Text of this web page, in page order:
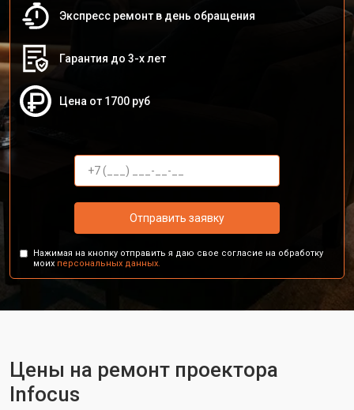
Экспресс ремонт в день обращения
Гарантия до 3-х лет
Цена от 1700 руб
Отправить заявку
Нажимая на кнопку отправить я даю свое согласие на обработку
моих персональных данных.
Цены на ремонт проектора
Infocus